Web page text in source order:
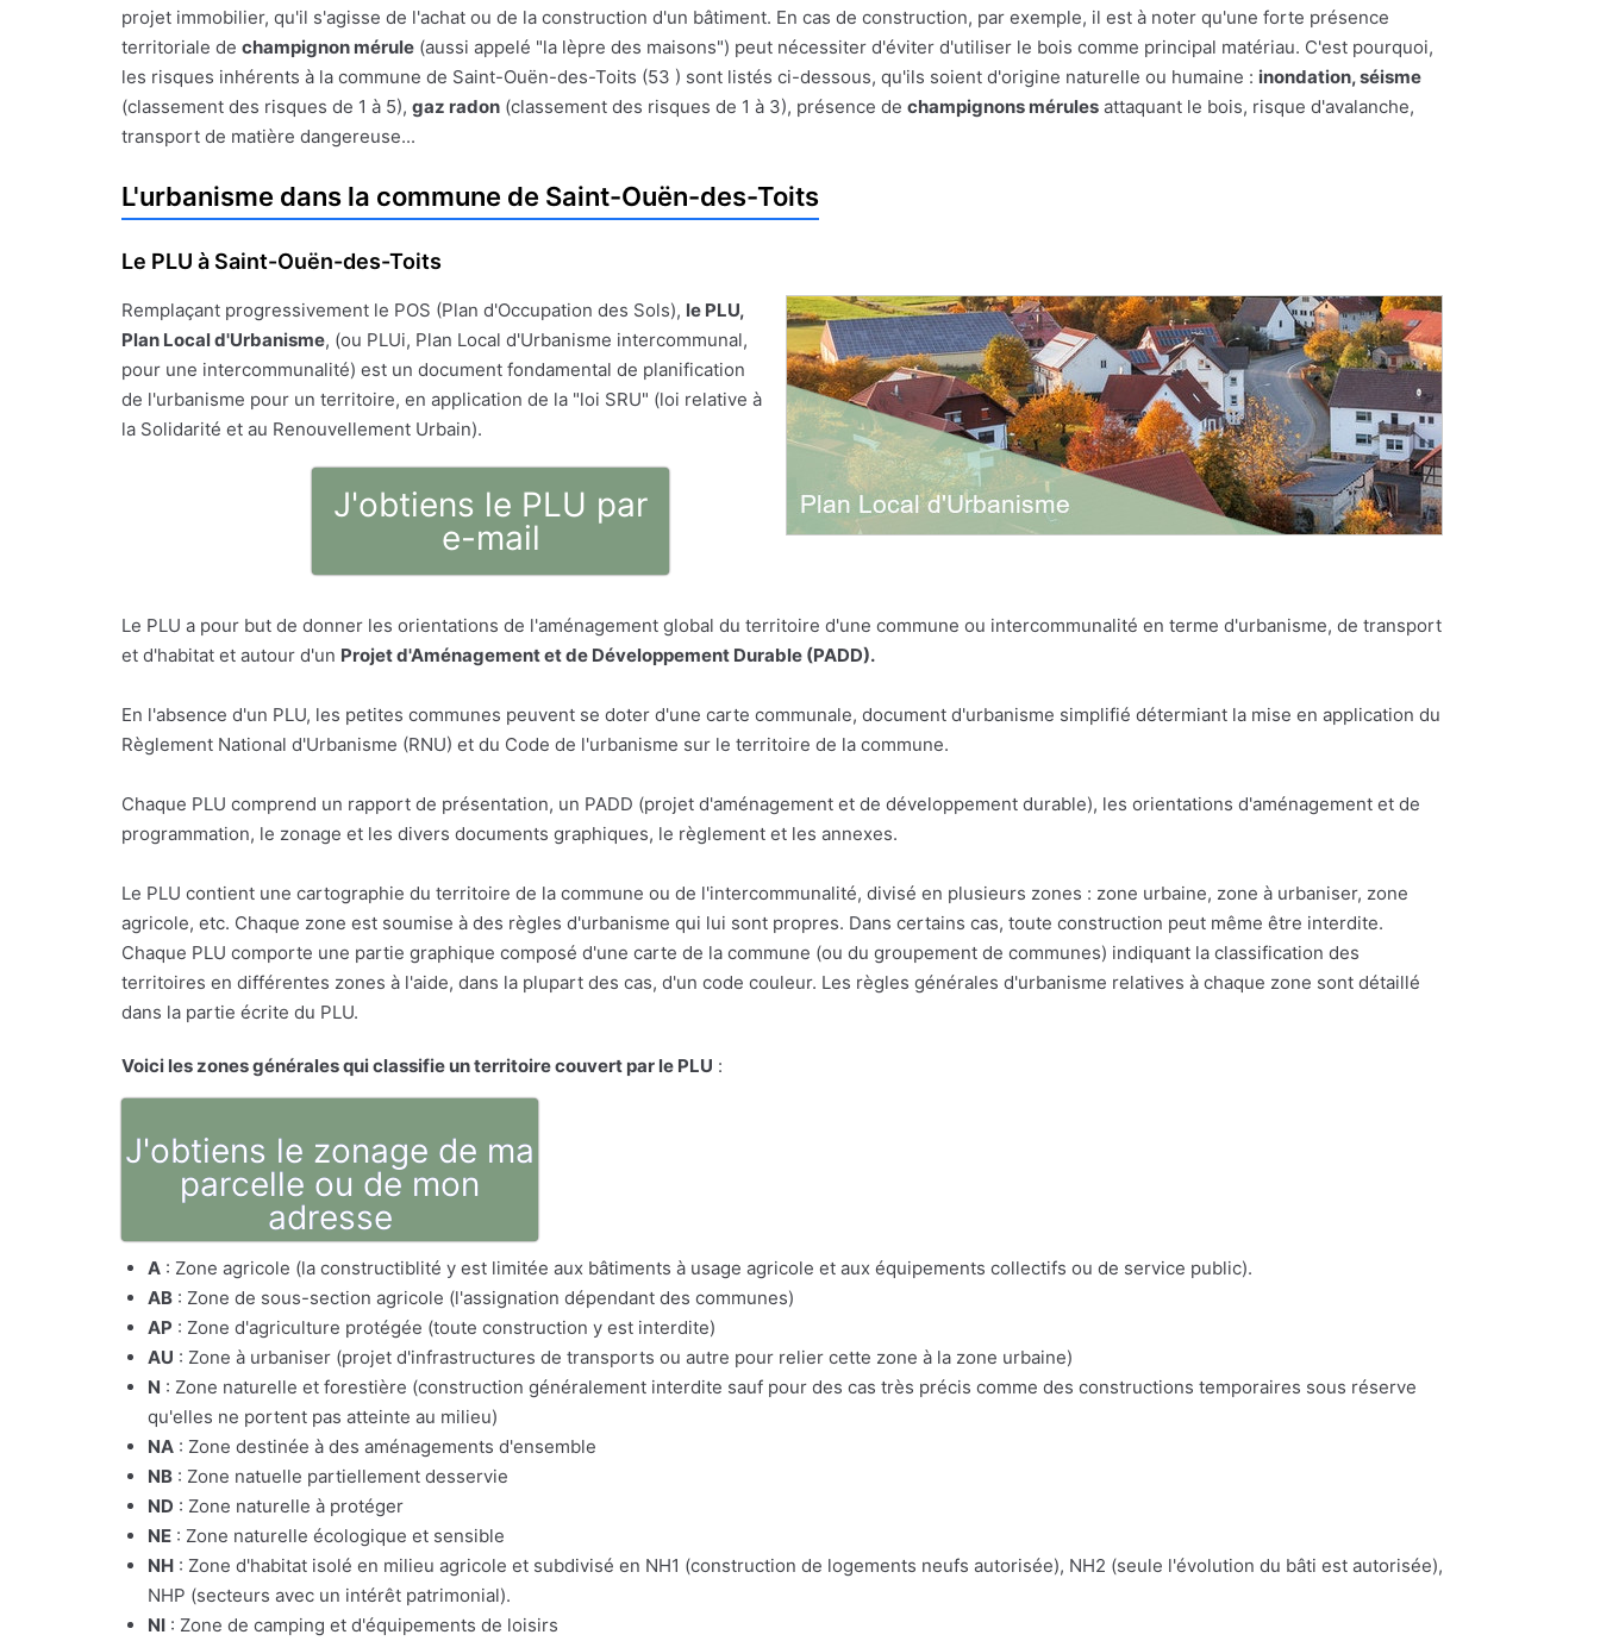
projet immobilier, qu'il s'agisse de l'achat ou de la construction d'un bâtiment. En cas de construction, par exemple, il est à noter qu'une forte présence
territoriale de champignon mérule (aussi appelé "la lèpre des maisons") peut nécessiter d'éviter d'utiliser le bois comme principal matériau. C'est pourquoi,
les risques inhérents à la commune de Saint-Ouën-des-Toits (53 ) sont listés ci-dessous, qu'ils soient d'origine naturelle ou humaine : inondation, séisme
(classement des risques de 1 à 5), gaz radon (classement des risques de 1 à 3), présence de champignons mérules attaquant le bois, risque d'avalanche,
transport de matière dangereuse...
L'urbanisme dans la commune de Saint-Ouën-des-Toits
Le PLU à Saint-Ouën-des-Toits
Remplaçant progressivement le POS (Plan d'Occupation des Sols), le PLU,
Plan Local d'Urbanisme, (ou PLUi, Plan Local d'Urbanisme intercommunal,
pour une intercommunalité) est un document fondamental de planification
de l'urbanisme pour un territoire, en application de la "loi SRU" (loi relative à
la Solidarité et au Renouvellement Urbain).
J'obtiens le PLU par
e-mail
Le PLU a pour but de donner les orientations de l'aménagement global du territoire d'une commune ou intercommunalité en terme d'urbanisme, de transport
et d'habitat et autour d'un Projet d'Aménagement et de Développement Durable (PADD).
En l'absence d'un PLU, les petites communes peuvent se doter d'une carte communale, document d'urbanisme simplifié détermiant la mise en application du
Règlement National d'Urbanisme (RNU) et du Code de l'urbanisme sur le territoire de la commune.
Chaque PLU comprend un rapport de présentation, un PADD (projet d'aménagement et de développement durable), les orientations d'aménagement et de
programmation, le zonage et les divers documents graphiques, le règlement et les annexes.
Le PLU contient une cartographie du territoire de la commune ou de l'intercommunalité, divisé en plusieurs zones : zone urbaine, zone à urbaniser, zone
agricole, etc. Chaque zone est soumise à des règles d'urbanisme qui lui sont propres. Dans certains cas, toute construction peut même être interdite.
Chaque PLU comporte une partie graphique composé d'une carte de la commune (ou du groupement de communes) indiquant la classification des
territoires en différentes zones à l'aide, dans la plupart des cas, d'un code couleur. Les règles générales d'urbanisme relatives à chaque zone sont détaillé
dans la partie écrite du PLU.
Voici les zones générales qui classifie un territoire couvert par le PLU :
J'obtiens le zonage de ma
parcelle ou de mon
adresse
A : Zone agricole (la constructiblité y est limitée aux bâtiments à usage agricole et aux équipements collectifs ou de service public).
AB : Zone de sous-section agricole (l'assignation dépendant des communes)
AP : Zone d'agriculture protégée (toute construction y est interdite)
AU : Zone à urbaniser (projet d'infrastructures de transports ou autre pour relier cette zone à la zone urbaine)
N : Zone naturelle et forestière (construction généralement interdite sauf pour des cas très précis comme des constructions temporaires sous réserve
qu'elles ne portent pas atteinte au milieu)
NA : Zone destinée à des aménagements d'ensemble
NB : Zone natuelle partiellement desservie
ND : Zone naturelle à protéger
NE : Zone naturelle écologique et sensible
NH : Zone d'habitat isolé en milieu agricole et subdivisé en NH1 (construction de logements neufs autorisée), NH2 (seule l'évolution du bâti est autorisée),
NHP (secteurs avec un intérêt patrimonial).
NI : Zone de camping et d'équipements de loisirs